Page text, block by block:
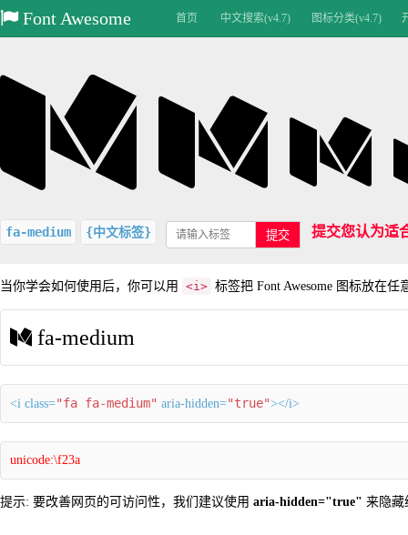
Font Awesome 首页 中文搜索(v4.7) 图标分类(v4.7)
fa-medium {中文标签} 提交 提交您认为适
当你学会如何使用后，你可以用 <i> 标签把 Font Awesome 图标放在任
fa-medium
<i class="fa fa-medium" aria-hidden="true"></i>
unicode:\f23a
提示: 要改善网页的可访问性，我们建议使用 aria-hidden="true" 来隐藏